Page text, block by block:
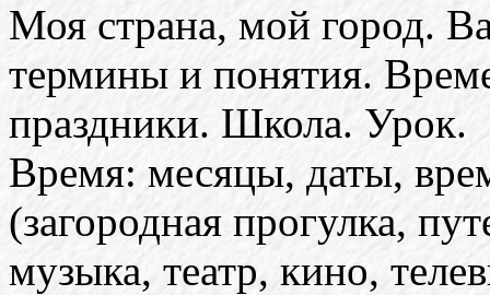
Моя страна, мой город.
термины и понятия.
праздники. Школа. Урок.
Время: месяцы, даты,
(загородная прогулка,
музыка, театр, кино,